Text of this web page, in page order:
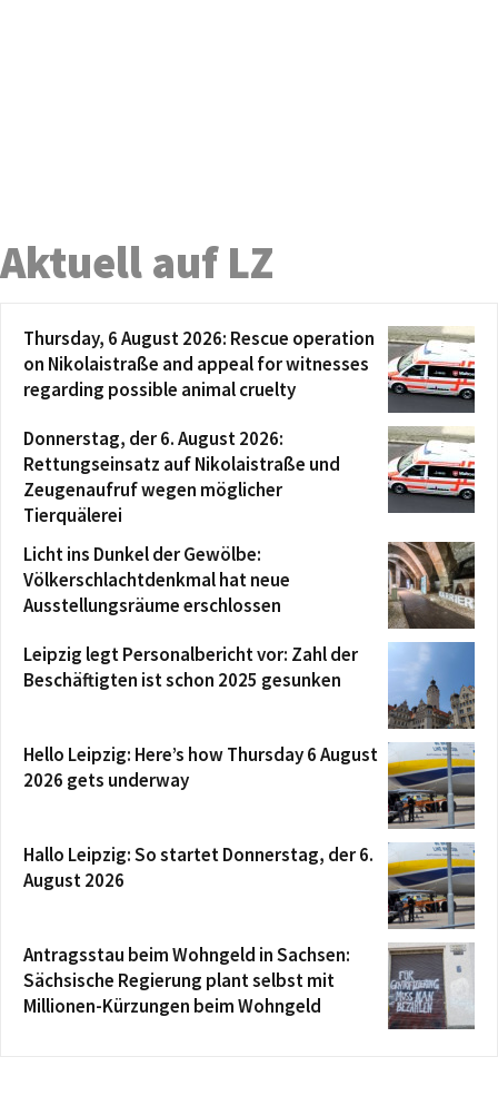
Aktuell auf LZ
Thursday, 6 August 2026: Rescue operation
on Nikolaistraße and appeal for witnesses
regarding possible animal cruelty
Donnerstag, der 6. August 2026:
Rettungseinsatz auf Nikolaistraße und
Zeugenaufruf wegen möglicher
Tierquälerei
Licht ins Dunkel der Gewölbe:
Völkerschlachtdenkmal hat neue
Ausstellungsräume erschlossen
Leipzig legt Personalbericht vor: Zahl der
Beschäftigten ist schon 2025 gesunken
Hello Leipzig: Here’s how Thursday 6 August
2026 gets underway
Hallo Leipzig: So startet Donnerstag, der 6.
August 2026
Antragsstau beim Wohngeld in Sachsen:
Sächsische Regierung plant selbst mit
Millionen-Kürzungen beim Wohngeld